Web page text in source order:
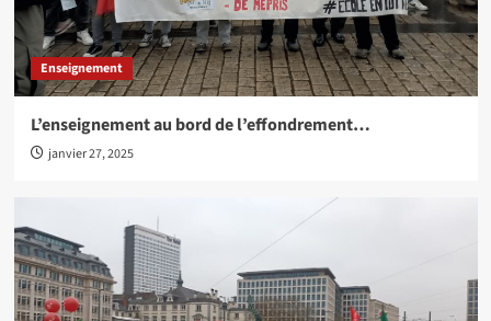
Enseignement
L’enseignement au bord de l’effondrement…
janvier 27, 2025